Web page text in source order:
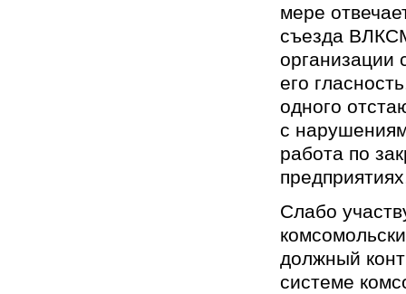
мере
съезда
организации
его
одного
с
работа по
Слабо
должный
системе